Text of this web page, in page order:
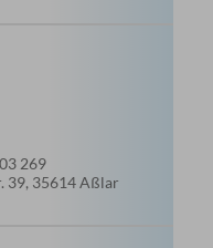
269
39, 35614 Aßlar